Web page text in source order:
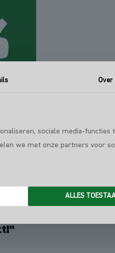
Over
sociale media-functies
we met onze partners voor
ALLES